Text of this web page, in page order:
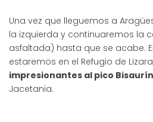
Una vez que lleguemos a
la izquierda y continuaremos la
asfaltada) hasta que se acabe.
estaremos en el Refugio de
impresionantes al pico Bisaurín
Jacetania.